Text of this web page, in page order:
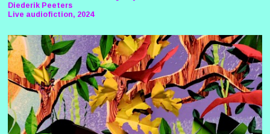
Diederik Peeters
Live audiofiction, 2024